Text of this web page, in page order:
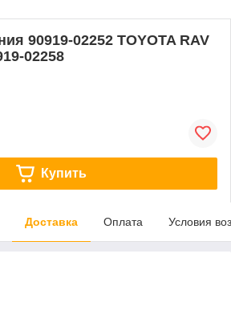
90919-02252 TOYOTA RAV
02258
Купить
Доставка Оплата Условия